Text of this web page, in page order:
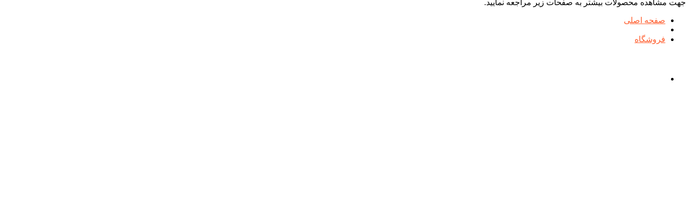
جهت مشاهده محصولات بیشتر به صفحات زیر مراجعه نمایید.
صفحه اصلی
فروشگاه